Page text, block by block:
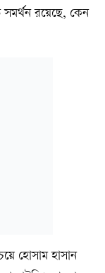
সমর্থন রয়েছে, কেন
হোসাম হাসান